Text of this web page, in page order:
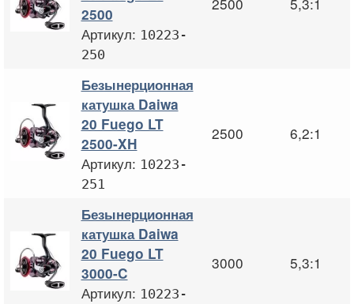
2500
Артикул: 10223-
250
Безынерционная
катушка Daiwa
20 Fuego LT
2500-XH
Артикул: 10223-
251
2500 6,2:1
Безынерционная
катушка Daiwa
20 Fuego LT
3000-C
Артикул: 10223-
3000 5,3:1